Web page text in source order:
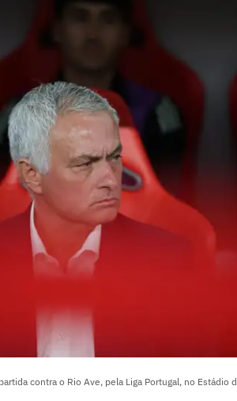
contra o Rio Ave, pela Liga Portugal, no Estádio